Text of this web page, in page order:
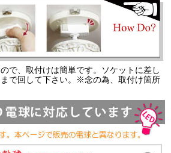
で、取付けは簡単です。ソケットに差し
で回して下さい。※念の為、取付け箇所